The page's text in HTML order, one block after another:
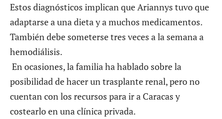
Estos diagnósticos implican que Ariannys tuvo que
adaptarse a una dieta y a muchos medicamentos.
También debe someterse tres veces a la semana a
hemodiálisis.
En ocasiones, la familia ha hablado sobre la
posibilidad de hacer un trasplante renal, pero no
cuentan con los recursos para ir a Caracas y
costearlo en una clínica privada.